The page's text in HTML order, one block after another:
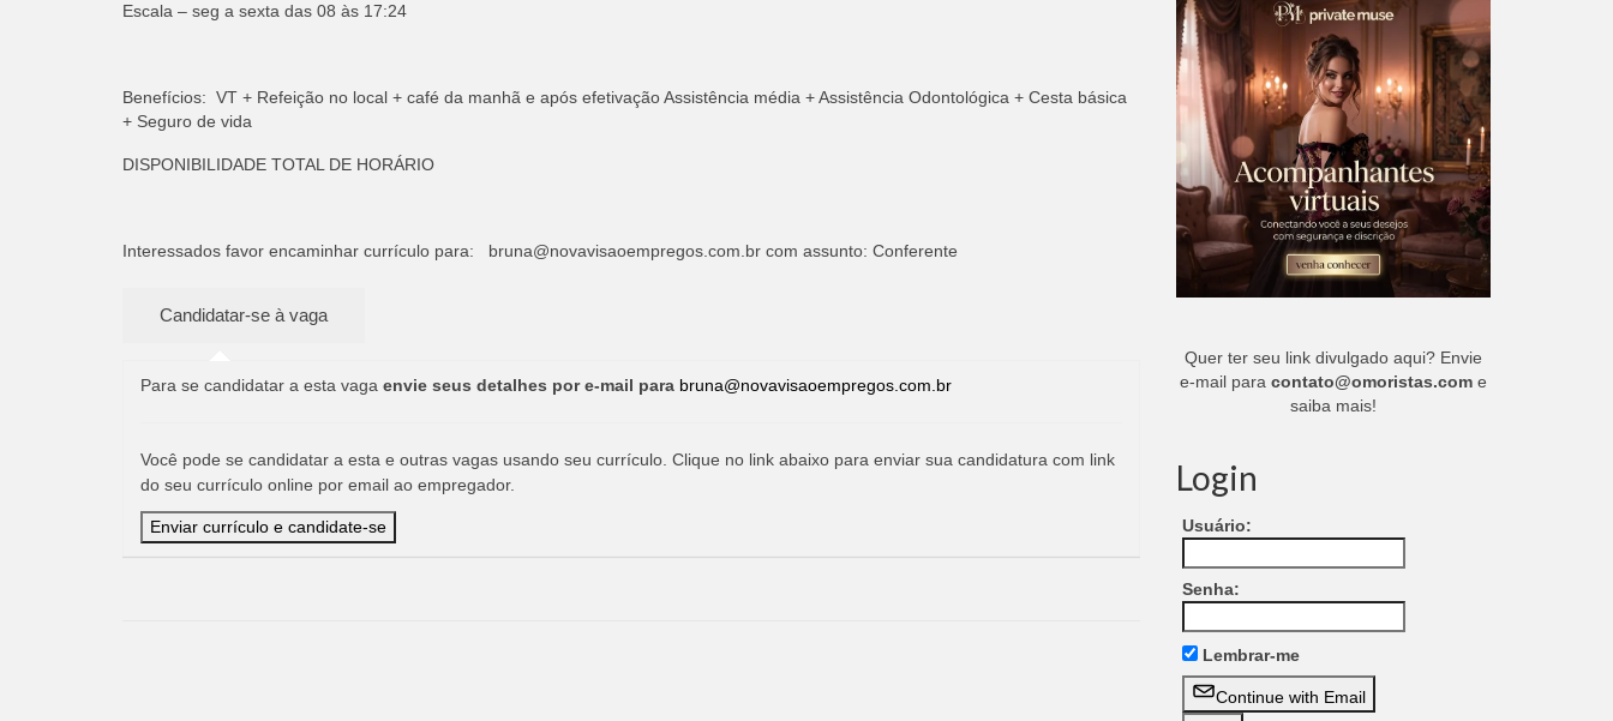
Escala – seg a sexta das 08 às 17:24
Benefícios: VT + Refeição no local + café da manhã e após efetivação Assistência média + Assistência Odontológica + Cesta básica
+ Seguro de vida
DISPONIBILIDADE TOTAL DE HORÁRIO
Interessados favor encaminhar currículo para: bruna@novavisaoempregos.com.br com assunto: Conferente
Para se candidatar a esta vaga envie seus detalhes por e-mail para bruna@novavisaoempregos.com.br
Você pode se candidatar a esta e outras vagas usando seu currículo. Clique no link abaixo para enviar sua candidatura com link
do seu currículo online por email ao empregador.
Quer ter seu link divulgado aqui? Envie
e-mail para contato@omoristas.come
saiba mais!
Login
Usuário:
Senha:
Lembrar-me
Continue with Email